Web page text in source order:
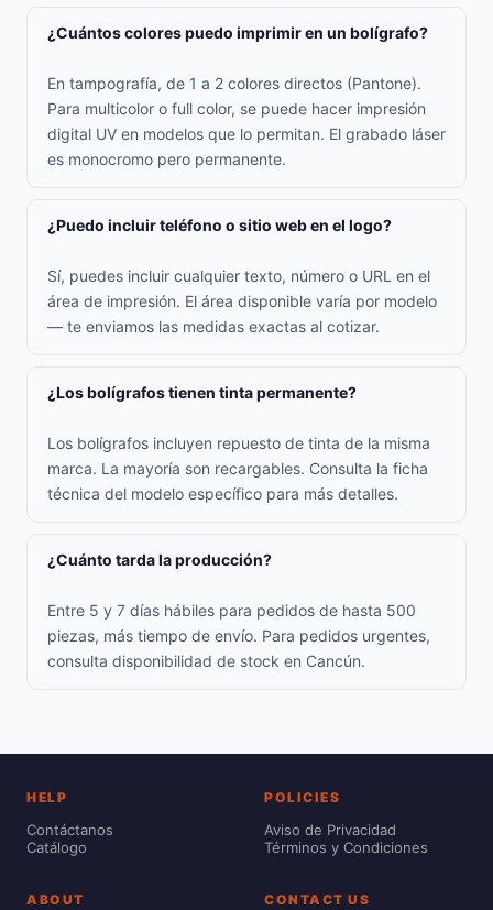
¿Cuántos colores puedo imprimir en un bolígrafo?
En tampografía, de 1 a 2 colores directos (Pantone).
Para multicolor o full color, se puede hacer impresión
digital UV en modelos que lo permitan. El grabado láser
es monocromo pero permanente.
¿Puedo incluir teléfono o sitio web en el logo?
Sí, puedes incluir cualquier texto, número o URL en el
área de impresión. El área disponible varía por modelo
— te enviamos las medidas exactas al cotizar.
¿Los bolígrafos tienen tinta permanente?
Los bolígrafos incluyen repuesto de tinta de la misma
marca. La mayoría son recargables. Consulta la ficha
técnica del modelo específico para más detalles.
¿Cuánto tarda la producción?
Entre 5 y 7 días hábiles para pedidos de hasta 500
piezas, más tiempo de envío. Para pedidos urgentes,
consulta disponibilidad de stock en Cancún.
HELP
Contáctanos
Catálogo
POLICIES
Aviso de Privacidad
Términos y Condiciones
ABOUT CONTACT US